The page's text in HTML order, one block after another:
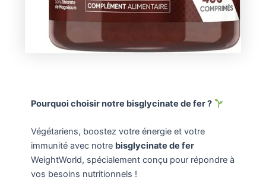
Pourquoi choisir notre bisglycinate de fer ?
Végétariens, boostez votre énergie et votre
immunité avec notre bisglycinate de fer
WeightWorld, spécialement conçu pour répondre à
vos besoins nutritionnels !